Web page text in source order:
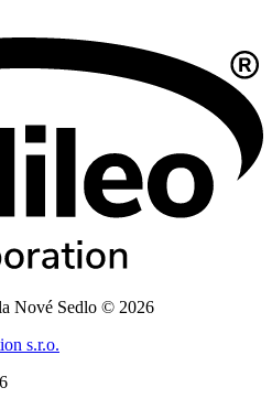
Nové Sedlo © 2026
s.r.o.